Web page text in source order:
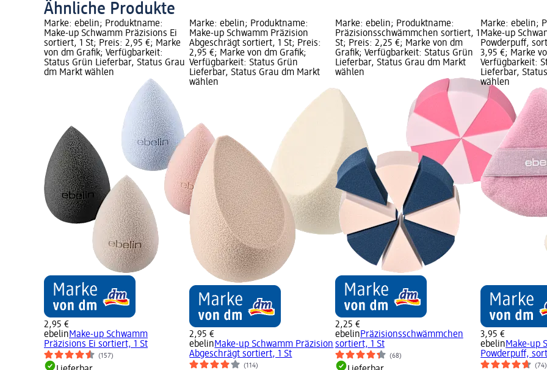
Ähnliche Produkte
Marke: ebelin; Produktname:
Make-up Schwamm Präzisions Ei
sortiert, 1 St; Preis: 2,95 €; Marke
von dm Grafik; Verfügbarkeit:
Status Grün Lieferbar, Status Grau
dm Markt wählen
2,95 €
ebelinMake-up Schwamm
Präzisions Ei sortiert, 1 St
(157)
Marke: ebelin; Produktname:
Make-up Schwamm Präzision
Abgeschrägt sortiert, 1 St; Preis:
2,95 €; Marke von dm Grafik;
Verfügbarkeit: Status Grün
Lieferbar, Status Grau dm Markt
wählen
2,95 €
ebelinMake-up Schwamm Präzision
Abgeschrägt sortiert, 1 St
(114)
Marke: ebelin; Produktname:
Präzisionsschwämmchen sortiert, 1
St; Preis: 2,25 €; Marke von dm
Grafik; Verfügbarkeit: Status Grün
Lieferbar, Status Grau dm Markt
wählen
2,25 €
ebelinPräzisionsschwämmchen
sortiert, 1 St
(68)
Marke: ebelin;
Make-up
Powderpuff,
3,95 €; Marke
Verfügbarkeit:
Lieferbar,
wählen
3,95 €
ebelinMake-up
Powderpuff,
(74)